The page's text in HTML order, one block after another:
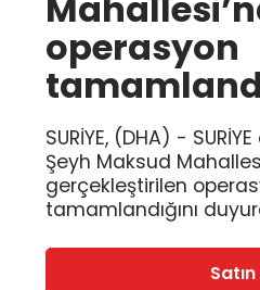
operasyon
SURİYE, (DHA) -
Şeyh Maksud
gerçekleştirilen
tamamlandığını